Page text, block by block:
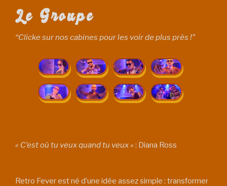
Le Groupe
“Clicke sur nos cabines pour les voir de plus près !”
« C’est où tu veux quand tu veux » : Diana Ross
Retro Fever est né d’une idée assez simple : transformer